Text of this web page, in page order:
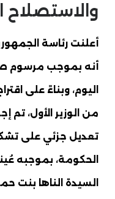
والاستصلاح
أعلنت رئاسة
أنه بموجب مرسوم
اليوم، وبناءً على
من الوزير الأول، تم
تعديل جزئي على
الحكومة، بموجبه
السيدة الناها بنت